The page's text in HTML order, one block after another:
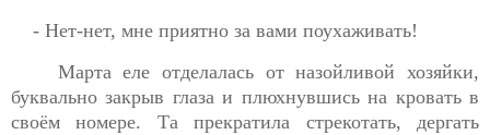
- Нет-нет, мне приятно за вами поухаживать!
Марта еле отделалась от назойливой хозяйки,
буквально закрыв глаза и плюхнувшись на кровать в
своём номере. Та прекратила стрекотать, дергать